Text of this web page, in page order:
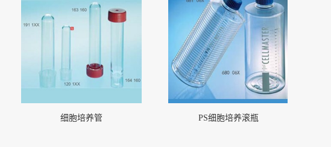
细胞培养管 PS细胞培养滚瓶